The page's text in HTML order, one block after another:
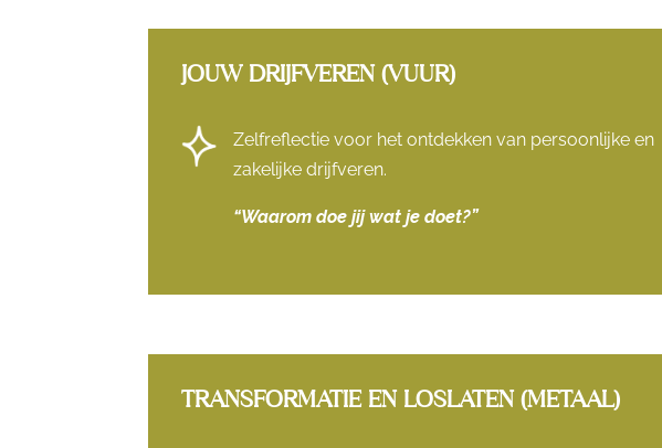
JOUW DRIJFVEREN (VUUR)
Zelfreflectie voor het ontdekken van persoonlijke en
zakelijke drijfveren.
“Waarom doe jij wat je doet?”
TRANSFORMATIE EN LOSLATEN (METAAL)